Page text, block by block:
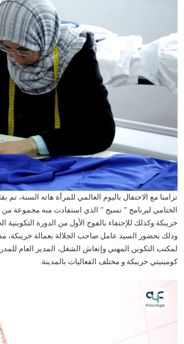
تزامنا مع الاحتفال باليوم العالمي للمرأة هاته السنة،
الختامي لبرنامج ” نسيج ” الذي استفادت منه مجموعة من
خريبكة وكذلك للإحتفاء بالفوج الأول من الدورة
وذلك بحضور السيد عامل صاحب الجلالة بعمالة خريبكة،
لمكتب التكوين المهني وإنعاش الشغل، المدير العام
كومينيتي خريبكة و مختلف الفعاليات بالمدينة.